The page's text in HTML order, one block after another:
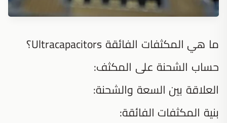
ما هي المكثفات الفائقة Ultracapacitors؟
حساب الشحنة على المكثف:
العلاقة بين السعة والشحنة:
بنية المكثفات الفائقة: